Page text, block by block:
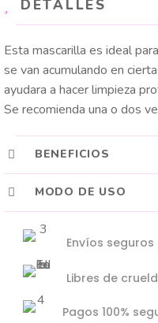
DETALLES
Esta mascarilla es ideal
se van acumulando en
ayudara a hacer limpieza
Se recomienda una o dos
BENEFICIOS
MODO DE USO
Envíos seguros
Libres de
Pagos 100%